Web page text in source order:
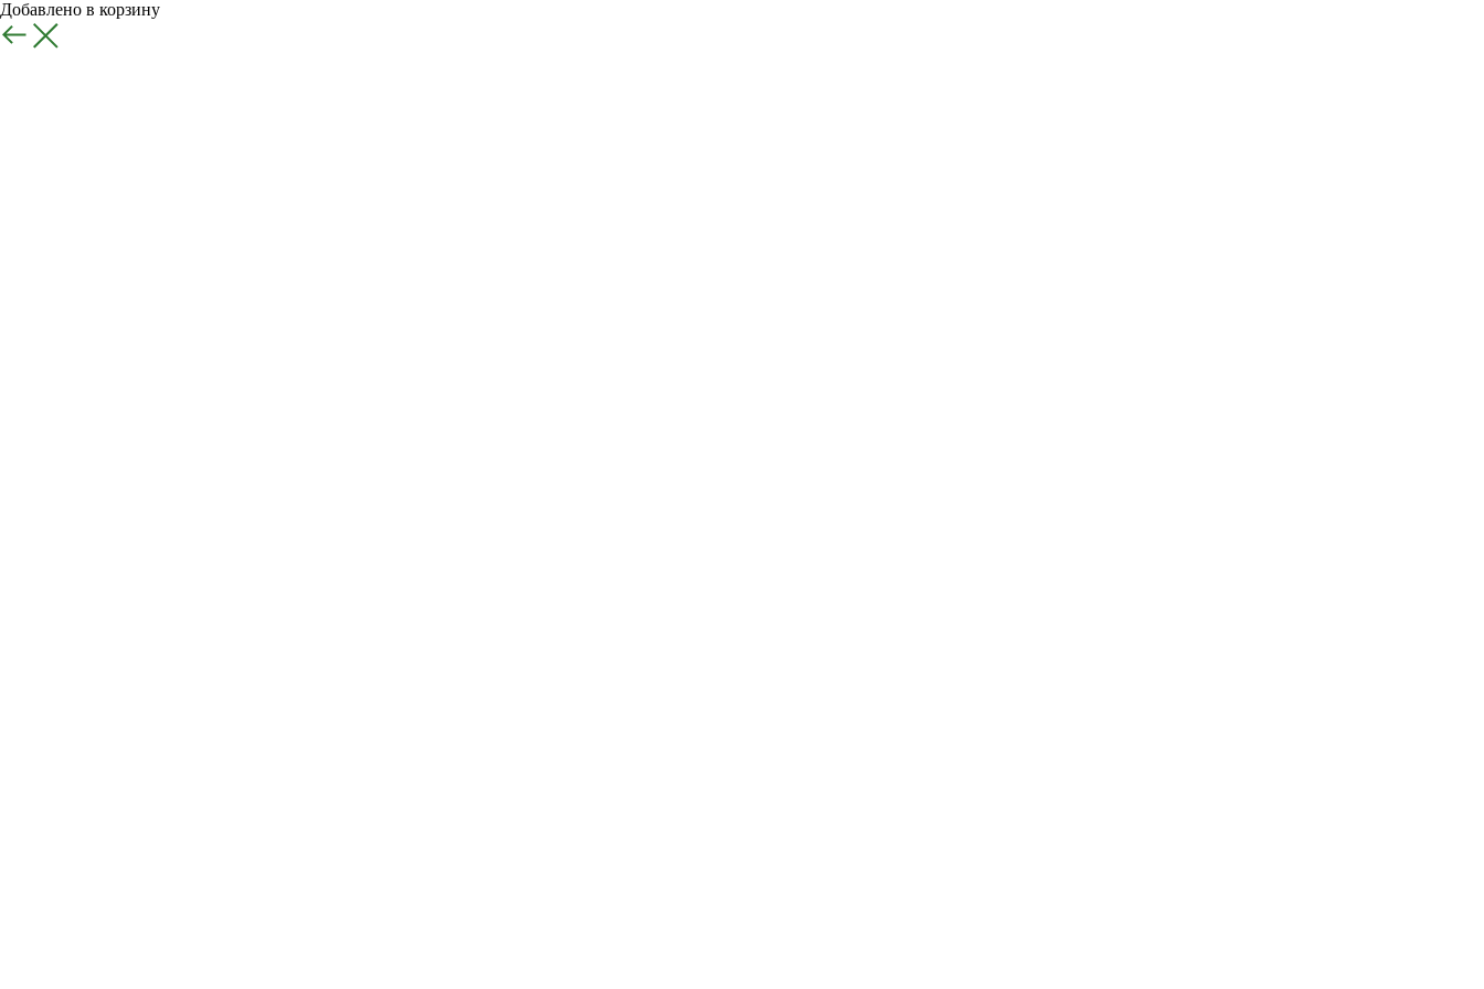
Добавлено в корзину
Назад